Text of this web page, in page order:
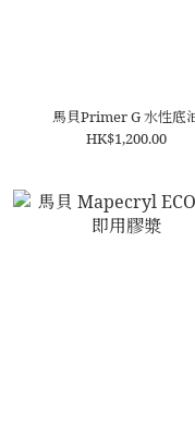
馬貝Primer G 水性底
HK$1,200.00